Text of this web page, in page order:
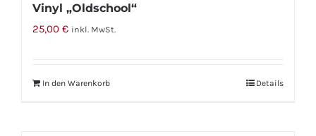
Vinyl „Oldschool“
25,00 € inkl. MwSt.
In den Warenkorb Details